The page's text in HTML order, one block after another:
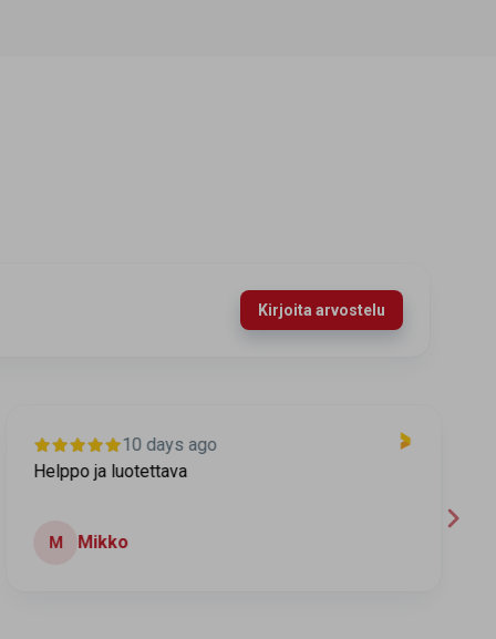
Kirjoita arvostelu
10 days ago
Helppo ja luotettava
Mikko